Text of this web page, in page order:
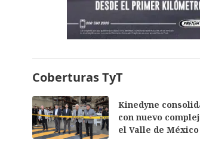
Coberturas TyT
Kinedyne
con nuevo
el Valle de México